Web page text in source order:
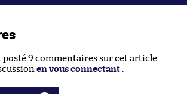
posté 9 commentaires sur cet article.
en vous connectant